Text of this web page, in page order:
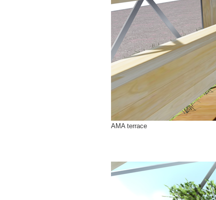
AMA terrace